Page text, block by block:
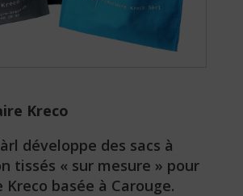
Kreco
développe des sacs à
tissés « sur mesure » pour
Kreco basée à Carouge.